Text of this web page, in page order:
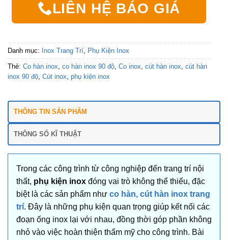
LIÊN HỆ BÁO GIÁ
Danh mục: Inox Trang Trí, Phụ Kiện Inox
Thẻ: Co hàn inox co hàn inox 90 độ, Co inox cút hàn inox cút hàn
inox 90 độ, Cút inox phụ kiện inox
THÔNG TIN SẢN PHẨM
THÔNG SỐ KĨ THUẬT
Trong các công trình từ công nghiệp đến trang trí nội
thất, phụ kiện inox đóng vai trò không thể thiếu, đặc
biệt là các sản phẩm như co hàn, cút hàn inox trang
trí. Đây là những phụ kiện quan trọng giúp kết nối các
đoạn ống inox lại với nhau, đồng thời góp phần không
nhỏ vào việc hoàn thiện thẩm mỹ cho công trình. Bài